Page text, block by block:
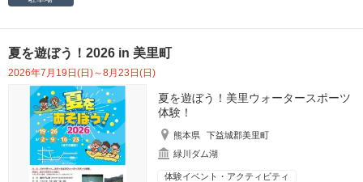
夏を遊ぼう！2026 in 美里町
2026年7月19日(日)～8月23日(日)
夏を遊ぼう！美里ウォータースポーツ
体験！
熊本県
下益城郡美里町
緑川ダム湖
体験イベント・アクティビティ